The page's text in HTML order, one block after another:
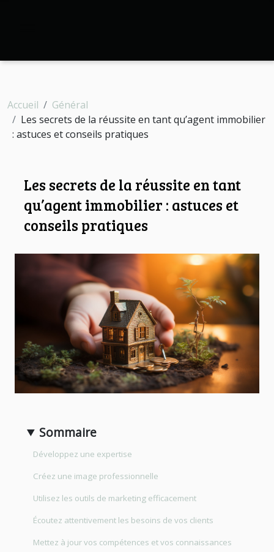
Accueil
Général
Les secrets de la réussite en tant qu’agent immobilier
: astuces et conseils pratiques
Les secrets de la réussite en tant
qu’agent immobilier : astuces et
conseils pratiques
Sommaire
Développez une expertise
Créez une image professionnelle
Utilisez les outils de marketing efficacement
Écoutez attentivement les besoins de vos clients
Mettez à jour vos compétences et vos connaissances